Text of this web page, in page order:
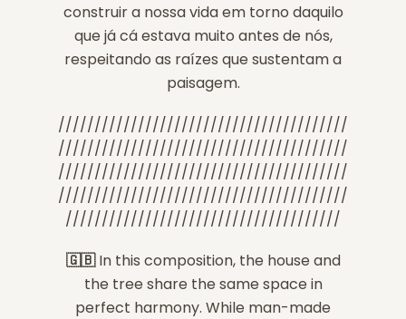
construir a nossa vida em torno daquilo
que já cá estava muito antes de nós,
respeitando as raízes que sustentam a
paisagem.
////////////////////////////////////////
////////////////////////////////////////
////////////////////////////////////////
////////////////////////////////////////
//////////////////////////////////////
🇬🇧In this composition, the house and
the tree share the same space in
perfect harmony. While man-made